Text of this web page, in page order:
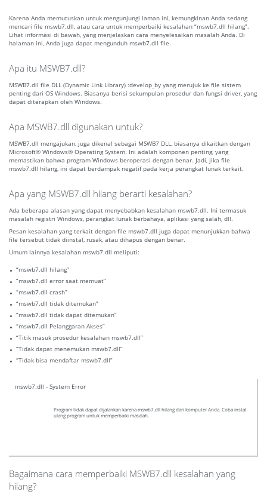
Karena Anda memutuskan untuk mengunjungi laman ini, kemungkinan Anda sedang
mencari file mswb7.dll, atau cara untuk memperbaiki kesalahan “mswb7.dll hilang”.
Lihat informasi di bawah, yang menjelaskan cara menyelesaikan masalah Anda. Di
halaman ini, Anda juga dapat mengunduh mswb7.dll file.
Apa itu MSWB7.dll?
MSWB7.dll file DLL (Dynamic Link Library) :develop_by yang merujuk ke file sistem
penting dari OS Windows. Biasanya berisi sekumpulan prosedur dan fungsi driver, yang
dapat diterapkan oleh Windows.
Apa MSWB7.dll digunakan untuk?
MSWB7.dll mengajukan, juga dikenal sebagai MSWB7 DLL, biasanya dikaitkan dengan
Microsoft® Windows® Operating System. Ini adalah komponen penting, yang
memastikan bahwa program Windows beroperasi dengan benar. Jadi, jika file
mswb7.dll hilang, ini dapat berdampak negatif pada kerja perangkat lunak terkait.
Apa yang MSWB7.dll hilang berarti kesalahan?
Ada beberapa alasan yang dapat menyebabkan kesalahan mswb7.dll. Ini termasuk
masalah registri Windows, perangkat lunak berbahaya, aplikasi yang salah, dll.
Pesan kesalahan yang terkait dengan file mswb7.dll juga dapat menunjukkan bahwa
file tersebut tidak diinstal, rusak, atau dihapus dengan benar.
Umum lainnya kesalahan mswb7.dll meliputi:
“mswb7.dll hilang”
“mswb7.dll error saat memuat”
“mswb7.dll crash”
“mswb7.dll tidak ditemukan”
“mswb7.dll tidak dapat ditemukan”
“mswb7.dll Pelanggaran Akses”
“Titik masuk prosedur kesalahan mswb7.dll”
“Tidak dapat menemukan mswb7.dll”
“Tidak bisa mendaftar mswb7.dll”
mswb7.dll - System Error
Program tidak dapat dijalankan karena mswb7.dll hilang dari komputer Anda. Coba instal
ulang program untuk memperbaiki masalah.
Bagaimana cara memperbaiki MSWB7.dll kesalahan yang
hilang?